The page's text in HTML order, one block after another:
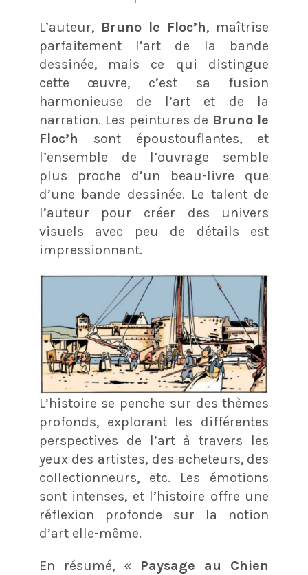
L’auteur, Bruno le Floc’h, maîtrise
parfaitement l’art de la bande
dessinée, mais ce qui distingue
cette œuvre, c’est sa fusion
harmonieuse de l’art et de la
narration. Les peintures de Bruno le
Floc’h sont époustouflantes, et
l’ensemble de l’ouvrage semble
plus proche d’un beau-livre que
d’une bande dessinée. Le talent de
l’auteur pour créer des univers
visuels avec peu de détails est
impressionnant.
L’histoire se penche sur des thèmes
profonds, explorant les différentes
perspectives de l’art à travers les
yeux des artistes, des acheteurs, des
collectionneurs, etc. Les émotions
sont intenses, et l’histoire offre une
réflexion profonde sur la notion
d’art elle-même.
En résumé, « Paysage au Chien